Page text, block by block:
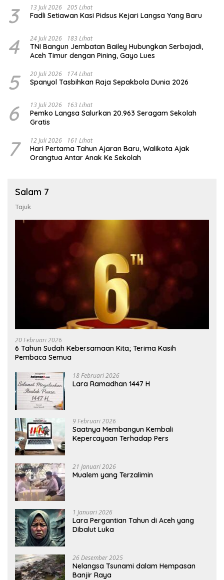
3 13 Juli 2026 205 Lihat
Fadli Setiawan Kasi Pidsus Kejari Langsa Yang Baru
4 24 Juli 2026 183 Lihat
TNI Bangun Jembatan Bailey Hubungkan Serbajadi,
Aceh Timur dengan Pining, Gayo Lues
5 20 Juli 2026 174 Lihat
Spanyol Tasbihkan Raja Sepakbola Dunia 2026
6 13 Juli 2026 163 Lihat
Pemko Langsa Salurkan 20.963 Seragam Sekolah
Gratis
7 12 Juli 2026 161 Lihat
Hari Pertama Tahun Ajaran Baru, Walikota Ajak
Orangtua Antar Anak Ke Sekolah
Salam 7
Tajuk
20 Februari 2026
6 Tahun Sudah Kebersamaan Kita; Terima Kasih
Pembaca Semua
18 Februari 2026
Lara Ramadhan 1447 H
9 Februari 2026
Saatnya Membangun Kembali
Kepercayaan Terhadap Pers
21 Januari 2026
Mualem yang Terzalimin
1 Januari 2026
Lara Pergantian Tahun di Aceh yang
Dibalut Luka
26 Desember 2025
Nelangsa Tsunami dalam Hempasan
Banjir Raya